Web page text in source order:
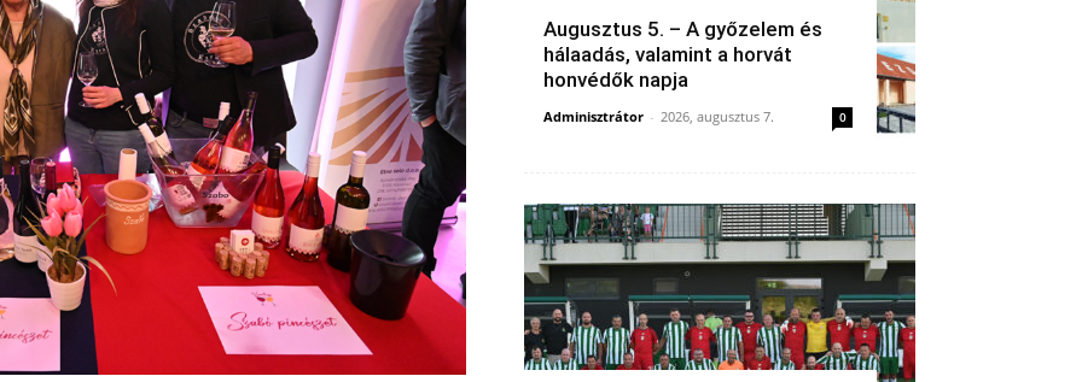
Augusztus 5. – A győzelem és
hálaadás, valamint a horvát
honvédők napja
Adminisztrátor - 2026, augusztus 7. 0